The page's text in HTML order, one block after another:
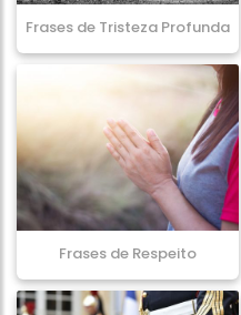
Frases de Tristeza Profunda
Frases de Respeito